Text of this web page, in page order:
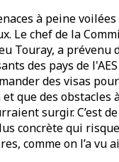
à peine voilées
Le chef de la
Touray, a prévenu
des pays de
des visas
que des obstacles
surgir. C’est
concrète qui risque
comme on l’a vu